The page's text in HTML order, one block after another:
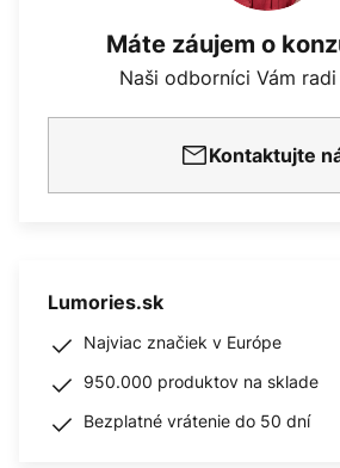
Máte záujem o
Naši odborníci Vám
Kontaktujte
Lumories.sk
Najviac značiek v Európe
950.000 produktov na sklade
Bezplatné vrátenie do 50 dní